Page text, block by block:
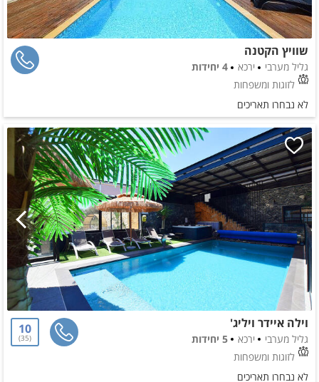
שוויץ הקטנה
גליל מערבי ירכא
4 יחידות
לזוגות ומשפחות
לא נבחרו תאריכים
וילה איידר ויליג'
גליל מערבי ירכא
5 יחידות
לזוגות ומשפחות
10
35
לא נבחרו תאריכים